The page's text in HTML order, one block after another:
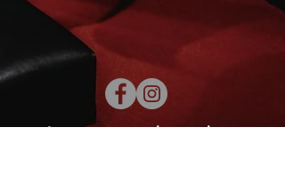
Inscrivez-vous à la newsletter